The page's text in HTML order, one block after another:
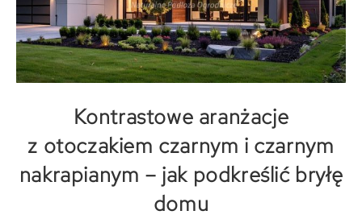
Kontrastowe aranżacje
z otoczakiem czarnym i czarnym
nakrapianym – jak podkreślić bryłę
domu